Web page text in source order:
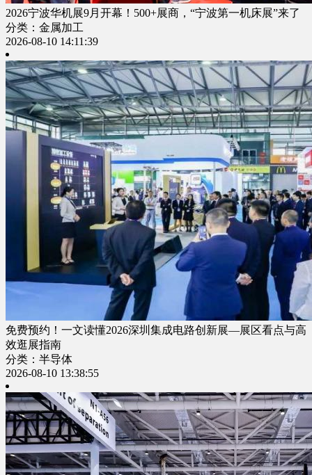
2026宁波华机展9月开幕！500+展商，“宁波第一机床展”来了
分类：金属加工
2026-08-10 14:11:39
免费预约！一文读懂2026深圳集成电路创新展—展区看点与高
效逛展指南
分类：半导体
2026-08-10 13:38:55